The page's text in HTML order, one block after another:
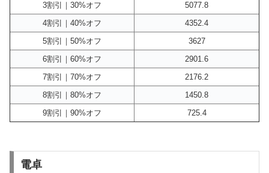
3割引｜30%オフ
5077.8
4割引｜40%オフ
4352.4
5割引｜50%オフ
3627
6割引｜60%オフ
2901.6
7割引｜70%オフ
2176.2
8割引｜80%オフ
1450.8
9割引｜90%オフ
725.4
電卓